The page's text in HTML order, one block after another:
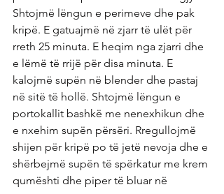
Shtojmë lëngun e perimeve dhe pak
kripë. E gatuajmë në zjarr të ulët për
rreth 25 minuta. E heqim nga zjarri dhe
e lëmë të rrijë për disa minuta. E
kalojmë supën në blender dhe pastaj
në sitë të hollë. Shtojmë lëngun e
portokallit bashkë me nenexhikun dhe
e nxehim supën përsëri. Rregullojmë
shijen për kripë po të jetë nevoja dhe e
shërbejmë supën të spërkatur me krem
qumështi dhe piper të bluar në